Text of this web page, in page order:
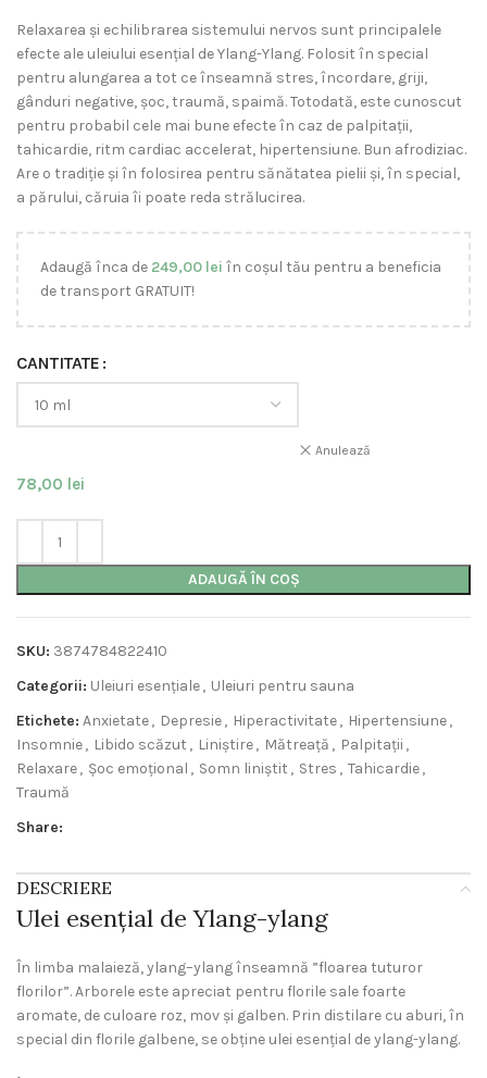
Relaxarea și echilibrarea sistemului nervos sunt principalele
efecte ale uleiului esențial de Ylang-Ylang. Folosit în special
pentru alungarea a tot ce înseamnă stres, încordare, griji,
gânduri negative, șoc, traumă, spaimă. Totodată, este cunoscut
pentru probabil cele mai bune efecte în caz de palpitații,
tahicardie, ritm cardiac accelerat, hipertensiune. Bun afrodiziac.
Are o tradiție și în folosirea pentru sănătatea pielii și, în special,
a părului, căruia îi poate reda strălucirea.
Adaugă înca de 249,00 lei în coșul tău pentru a beneficia
de transport GRATUIT!
CANTITATE
Anulează
78,00 lei
ADAUGĂ ÎN COȘ
SKU: 3874784822410
Categorii: Uleiuri esențiale, Uleiuri pentru sauna
Etichete: Anxietate, Depresie, Hiperactivitate, Hipertensiune,
Insomnie, Libido scăzut , Liniștire, Mătreață , Palpitații ,
Relaxare, Șoc emoțional , Somn liniștit , Stres , Tahicardie,
Traumă
Share:
DESCRIERE
Ulei esențial de Ylang-ylang
În limba malaieză, ylang–ylang înseamnă ”floarea tuturor
florilor”. Arborele este apreciat pentru florile sale foarte
aromate, de culoare roz, mov și galben. Prin distilare cu aburi, în
special din florile galbene, se obține ulei esențial de ylang-ylang.